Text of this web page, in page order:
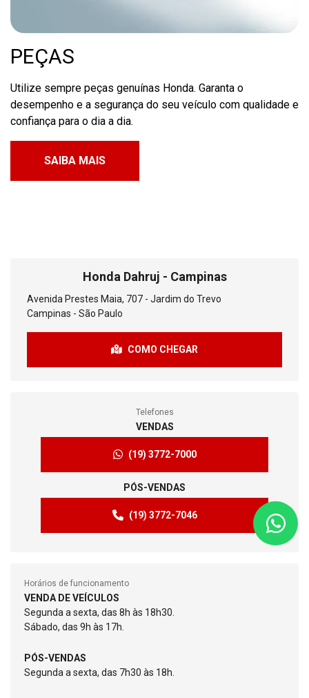
PEÇAS
Utilize sempre peças genuínas Honda. Garanta o
desempenho e a segurança do seu veículo com qualidade e
confiança para o dia a dia.
SAIBA MAIS
Honda Dahruj - Campinas
Avenida Prestes Maia, 707 - Jardim do Trevo
Campinas - São Paulo
COMO CHEGAR
Telefones
VENDAS
(19) 3772-7000
PÓS-VENDAS
(19) 3772-7046
Horários de funcionamento
VENDA DE VEÍCULOS
Segunda a sexta, das 8h às 18h30.
Sábado, das 9h às 17h.
PÓS-VENDAS
Segunda a sexta, das 7h30 às 18h.